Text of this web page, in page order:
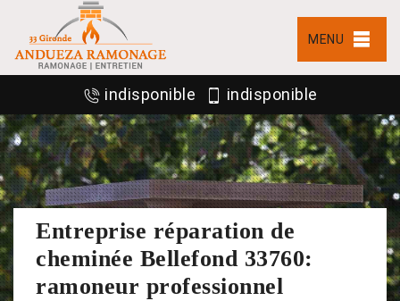
MENU
indisponible indisponible
Entreprise réparation de
cheminée Bellefond 33760:
ramoneur professionnel